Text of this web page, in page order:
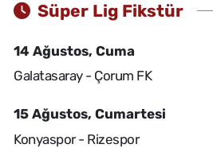
Süper Lig Fikstür
14 Ağustos, Cuma
Galatasaray - Çorum FK
15 Ağustos, Cumartesi
Konyaspor - Rizespor